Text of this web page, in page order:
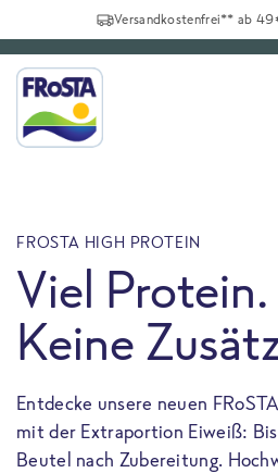
Versandkostenfrei** ab
FROSTA HIGH PROTEIN
Viel Protein.
Keine
Entdecke unsere neuen
mit der Extraportion Eiweiß:
Beutel nach Zubereitung.